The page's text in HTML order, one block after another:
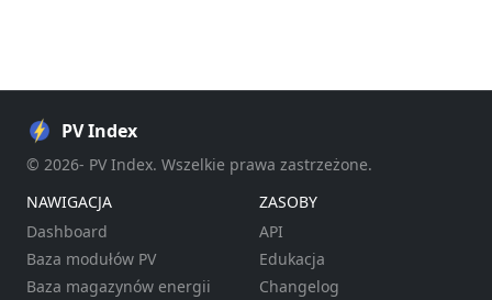
PV Index
© 2026- PV Index. Wszelkie prawa zastrzeżone.
NAWIGACJA
Dashboard
Baza modułów PV
Baza magazynów energii
ZASOBY
API
Edukacja
Changelog